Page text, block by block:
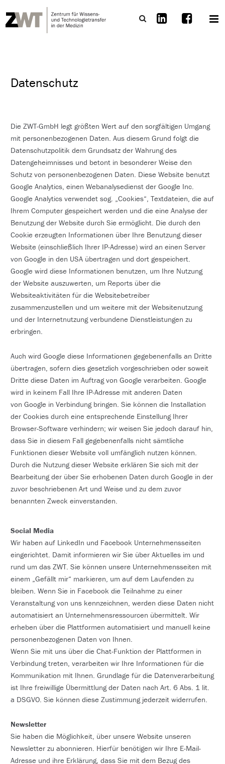
Datenschutz
Die ZWT-GmbH legt größten Wert auf den sorgfältigen Umgang
mit personenbezogenen Daten. Aus diesem Grund folgt die
Datenschutzpolitik dem Grundsatz der Wahrung des
Datengeheimnisses und betont in besonderer Weise den
Schutz von personenbezogenen Daten. Diese Website benutzt
Google Analytics, einen Webanalysedienst der Google Inc.
Google Analytics verwendet sog. „Cookies“, Textdateien, die auf
Ihrem Computer gespeichert werden und die eine Analyse der
Benutzung der Website durch Sie ermöglicht. Die durch den
Cookie erzeugten Informationen über Ihre Benutzung dieser
Website (einschließlich Ihrer IP-Adresse) wird an einen Server
von Google in den USA übertragen und dort gespeichert.
Google wird diese Informationen benutzen, um Ihre Nutzung
der Website auszuwerten, um Reports über die
Websiteaktivitäten für die Websitebetreiber
zusammenzustellen und um weitere mit der Websitenutzung
und der Internetnutzung verbundene Dienstleistungen zu
erbringen.
Auch wird Google diese Informationen gegebenenfalls an Dritte
übertragen, sofern dies gesetzlich vorgeschrieben oder soweit
Dritte diese Daten im Auftrag von Google verarbeiten. Google
wird in keinem Fall Ihre IP-Adresse mit anderen Daten
von Google in Verbindung bringen. Sie können die Installation
der Cookies durch eine entsprechende Einstellung Ihrer
Browser-Software verhindern; wir weisen Sie jedoch darauf hin,
dass Sie in diesem Fall gegebenenfalls nicht sämtliche
Funktionen dieser Website voll umfänglich nutzen können.
Durch die Nutzung dieser Website erklären Sie sich mit der
Bearbeitung der über Sie erhobenen Daten durch Google in der
zuvor beschriebenen Art und Weise und zu dem zuvor
benannten Zweck einverstanden.
Social Media
Wir haben auf LinkedIn und Facebook Unternehmensseiten
eingerichtet. Damit informieren wir Sie über Aktuelles im und
rund um das ZWT. Sie können unsere Unternehmensseiten mit
einem „Gefällt mir“ markieren, um auf dem Laufenden zu
bleiben. Wenn Sie in Facebook die Teilnahme zu einer
Veranstaltung von uns kennzeichnen, werden diese Daten nicht
automatisiert an Unternehmensressourcen übermittelt. Wir
erheben über die Plattformen automatisiert und manuell keine
personenbezogenen Daten von Ihnen.
Wenn Sie mit uns über die Chat-Funktion der Plattformen in
Verbindung treten, verarbeiten wir Ihre Informationen für die
Kommunikation mit Ihnen. Grundlage für die Datenverarbeitung
ist Ihre freiwillige Übermittlung der Daten nach Art. 6 Abs. 1 lit.
a DSGVO. Sie können diese Zustimmung jederzeit widerrufen.
Newsletter
Sie haben die Möglichkeit, über unsere Website unseren
Newsletter zu abonnieren. Hierfür benötigen wir Ihre E-Mail-
Adresse und ihre Erklärung, dass Sie mit dem Bezug des